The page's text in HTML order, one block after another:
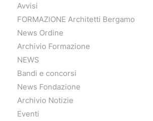
Avvisi
FORMAZIONE Architetti Bergamo
News Ordine
Archivio Formazione
NEWS
Bandi e concorsi
News Fondazione
Archivio Notizie
Eventi